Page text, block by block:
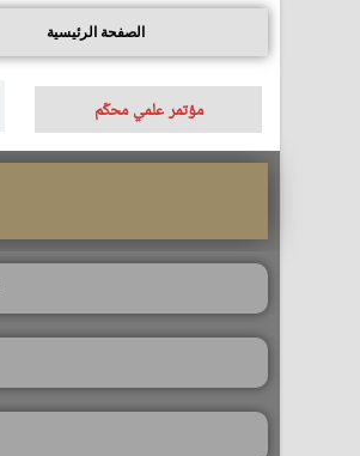
الصفحة الرئيسية
مؤتمر علمي محكّم